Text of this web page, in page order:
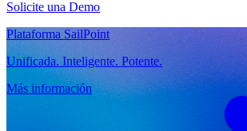
Solicite una Demo
Plataforma SailPoint
Unificada. Inteligente. Potente.
Más información